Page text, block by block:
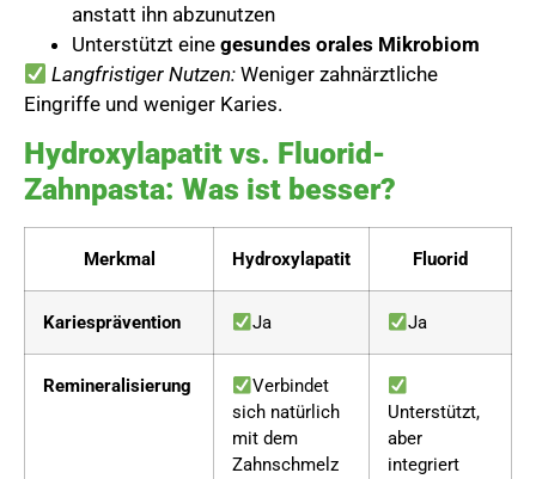
anstatt ihn abzunutzen
Unterstützt eine gesundes orales Mikrobiom
Langfristiger Nutzen: Weniger zahnärztliche
Eingriffe und weniger Karies.
Hydroxylapatit vs. Fluorid-
Zahnpasta: Was ist besser?
Merkmal Hydroxylapatit Fluorid
Kariesprävention Ja Ja
Remineralisierung
Verbindet
sich natürlich
mit dem
Zahnschmelz
Unterstützt,
aber
integriert